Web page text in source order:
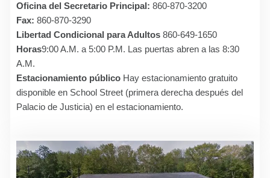
Oficina del Secretario Principal: 860-870-3200
Fax: 860-870-3290
Libertad Condicional para Adultos 860-649-1650
Horas9:00 A.M. a 5:00 P.M. Las puertas abren a las 8:30
A.M.
Estacionamiento público Hay estacionamiento gratuito
disponible en School Street (primera derecha después del
Palacio de Justicia) en el estacionamiento.